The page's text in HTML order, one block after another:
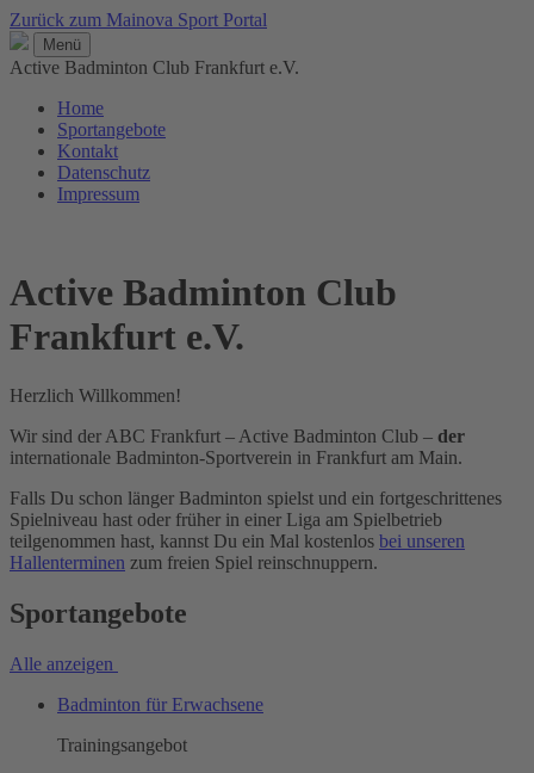
Zurück zum Mainova Sport Portal
Menü
Active Badminton Club Frankfurt e.V.
Home
Sportangebote
Kontakt
Datenschutz
Impressum
Active Badminton Club
Frankfurt e.V.
Herzlich Willkommen!
Wir sind der ABC Frankfurt – Active Badminton Club – der
internationale Badminton-Sportverein in Frankfurt am Main.
Falls Du schon länger Badminton spielst und ein fortgeschrittenes
Spielniveau hast oder früher in einer Liga am Spielbetrieb
teilgenommen hast, kannst Du ein Mal kostenlos bei unseren
Hallenterminen zum freien Spiel reinschnuppern.
Sportangebote
Alle anzeigen
Badminton für Erwachsene
Trainingsangebot